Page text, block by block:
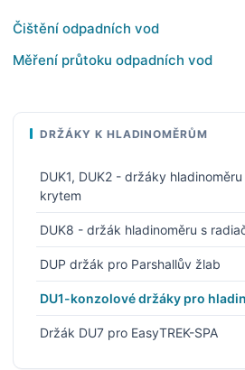
Čištění odpadních vod
Měření průtoku odpadních vod
DRŽÁKY K HLADINOMĚRŮM
DUK1, DUK2 - držáky
krytem
DUK8 - držák hladinoměru s
DUP držák pro Parshallův žlab
DU1-konzolové držáky pro
Držák DU7 pro EasyTREK-SPA